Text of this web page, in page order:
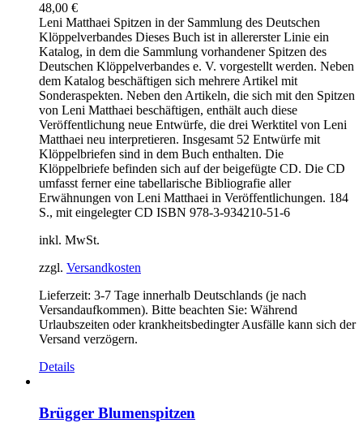
48,00 €
Leni Matthaei Spitzen in der Sammlung des Deutschen
Klöppelverbandes Dieses Buch ist in allererster Linie ein
Katalog, in dem die Sammlung vorhandener Spitzen des
Deutschen Klöppelverbandes e. V. vorgestellt werden. Neben
dem Katalog beschäftigen sich mehrere Artikel mit
Sonderaspekten. Neben den Artikeln, die sich mit den Spitzen
von Leni Matthaei beschäftigen, enthält auch diese
Veröffentlichung neue Entwürfe, die drei Werktitel von Leni
Matthaei neu interpretieren. Insgesamt 52 Entwürfe mit
Klöppelbriefen sind in dem Buch enthalten. Die
Klöppelbriefe befinden sich auf der beigefügte CD. Die CD
umfasst ferner eine tabellarische Bibliografie aller
Erwähnungen von Leni Matthaei in Veröffentlichungen. 184
S., mit eingelegter CD ISBN 978-3-934210-51-6
inkl. MwSt.
zzgl. Versandkosten
Lieferzeit: 3-7 Tage innerhalb Deutschlands (je nach
Versandaufkommen). Bitte beachten Sie: Während
Urlaubszeiten oder krankheitsbedingter Ausfälle kann sich der
Versand verzögern.
Details
Brügger Blumenspitzen